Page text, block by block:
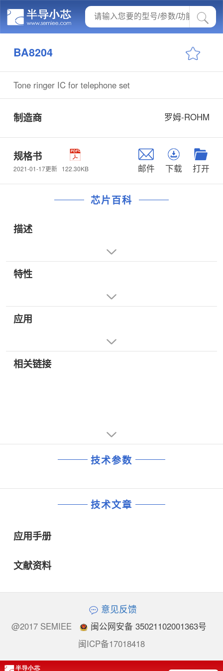
BA8204
Tone ringer IC for telephone set
制造商 罗姆-ROHM
规格书
2021-01-17更新 122.30KB 邮件 下载 打开
芯片百科
描述
特性
应用
相关链接
技术参数
技术文章
应用手册
文献资料
意见反馈
@2017 SEMIEE
闽公网安备 35021102001363号
闽ICP备17018418